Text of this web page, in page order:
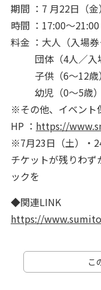
期間 ：7 月22日（金
時間 ：17:00～21:00
料金 ：大人（入
団体（4人／入場
子供（6～12
幼児（0～5
※その他、イベント
HP ： https://
※7月23日（土）・
チケットが残りわず
ックを
◆関連LINK
https://
こ